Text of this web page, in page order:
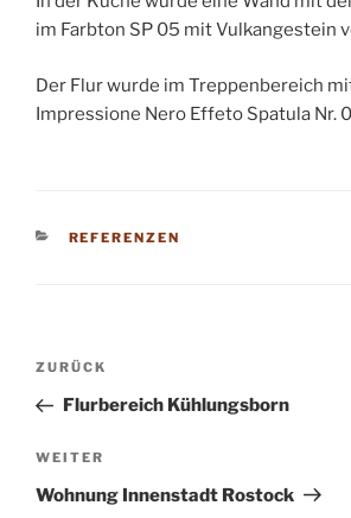
im Farbton SP 05 mit Vulkangestein
Der Flur wurde im Treppenbereich
Impressione Nero Effeto Spatula Nr.
KATEGORIEN
REFERENZEN
Beitrags-
Vorheriger
Beitrag
ZURÜCK
Flurbereich Kühlungsborn
Nächster
Beitrag
WEITER
Wohnung Innenstadt Rostock